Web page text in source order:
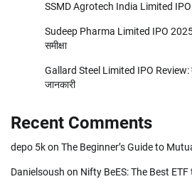
SSMD Agrotech India Limited IPO
Sudeep Pharma Limited IPO 2025:
समीक्षा
Gallard Steel Limited IPO Review:
जानकारी
Recent Comments
depo 5kon The Beginner’s Guide to
Danielsoush on Nifty BeES: The Best